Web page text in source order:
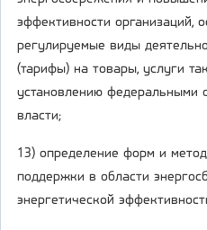
эффективности организаций,
регулируемые виды
(тарифы) на товары, услуги
установлению федеральными
власти;
13) определение форм и
поддержки в области
энергетической